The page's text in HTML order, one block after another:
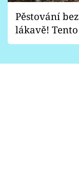
Pěstování
lákavě!
vhodný jen